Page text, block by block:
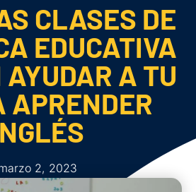
CLASES DE
EDUCATIVA
AYUDAR A TU
APRENDER
2, 2023